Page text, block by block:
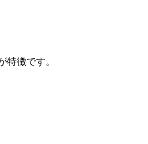
特徴です。